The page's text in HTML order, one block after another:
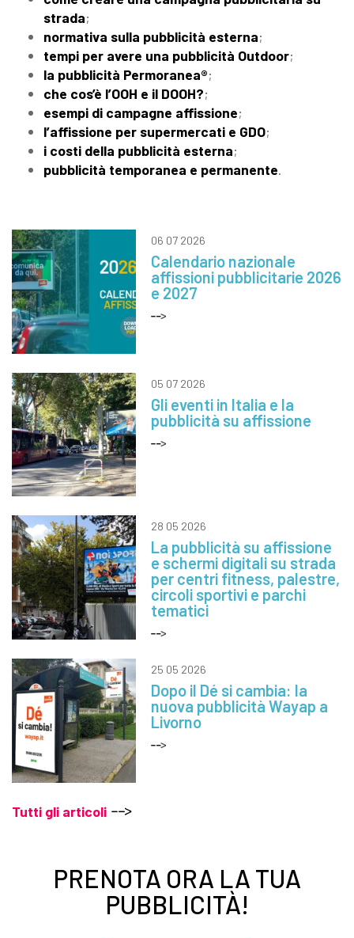
strada;
normativa sulla pubblicità esterna;
tempi per avere una pubblicità Outdoor;
la pubblicità Permoranea®;
che cos’è l’OOH e il DOOH?;
esempi di campagne affissione;
l’affissione per supermercati e GDO;
i costi della pubblicità esterna;
pubblicità temporanea e permanente.
06 07 2026
Calendario nazionale
affissioni pubblicitarie 2026
e 2027
05 07 2026
Gli eventi in Italia e la
pubblicità su affissione
28 05 2026
La pubblicità su affissione
e schermi digitali su strada
per centri fitness, palestre,
circoli sportivi e parchi
tematici
25 05 2026
Dopo il Dé si cambia: la
nuova pubblicità Wayap a
Livorno
Tutti gli articoli
PRENOTA ORA LA TUA
PUBBLICITÀ!